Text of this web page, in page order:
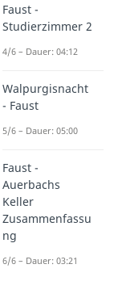
Studyflix vernetzt:
einem
Nach Beantwortung
Faust -
Studierzimmer 2
4/6 – Dauer: 04:12
Walpurgisnacht
- Faust
5/6 – Dauer: 05:00
Faust -
Auerbachs
Keller
Zusammenfassu
ng
6/6 – Dauer: 03:21